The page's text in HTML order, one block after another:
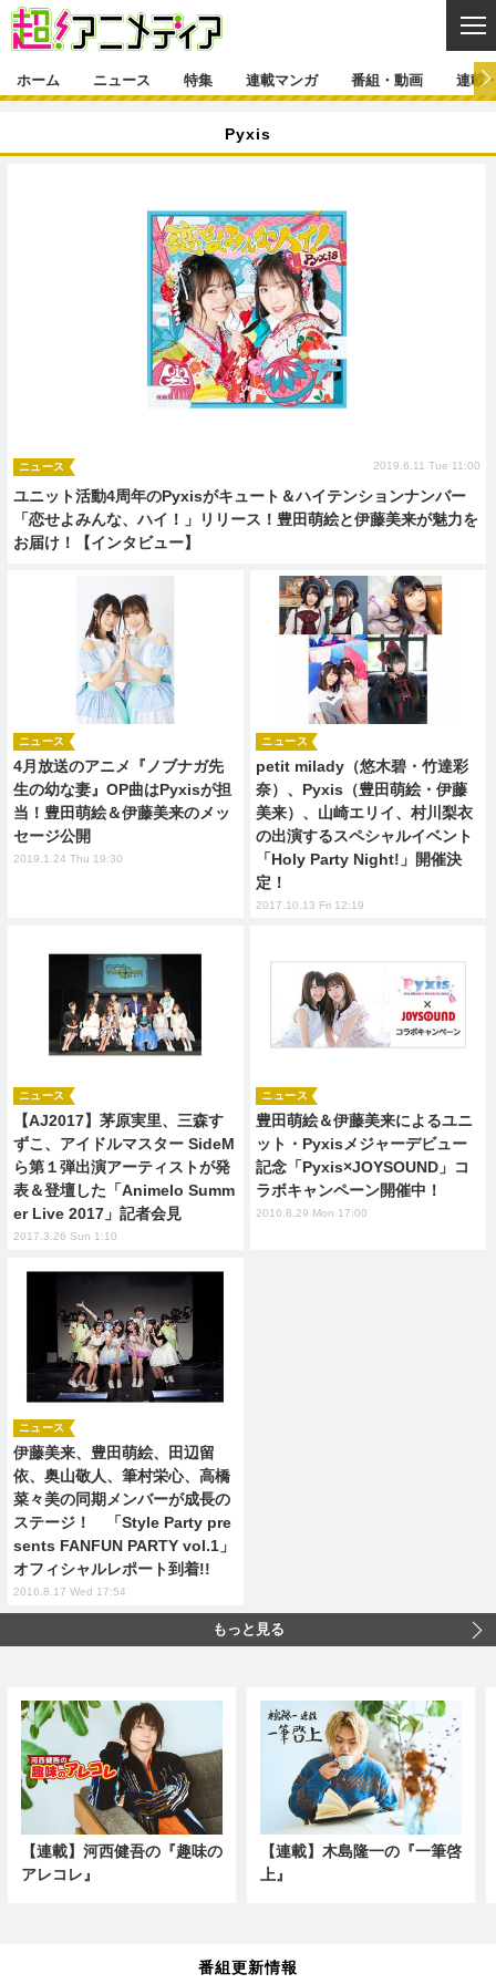
ゲーム・アプリ
コスプレ
特集一覧
インタビュー レポート
ラキりす
連載マンガ一覧 連載一覧
番組・動画一覧
連載・ブログ一覧
編集部ブログ・お知らせ
ホーム ニュース 特集 連載マンガ 番組・動画 連載
Pyxis
ユニット活動4周年のPyxisがキュート＆ハイテンションナンバー
「恋せよみんな、ハイ！」リリース！豊田萌絵と伊藤美来が魅力を
お届け！【インタビュー】
ニュース 2019.6.11 Tue 11:00
4月放送のアニメ『ノブナガ先
生の幼な妻』OP曲はPyxisが担
当！豊田萌絵＆伊藤美来のメッ
セージ公開
ニュース
2019.1.24 Thu 19:30
petit milady（悠木碧・竹達彩
奈）、Pyxis（豊田萌絵・伊藤
美来）、山崎エリイ、村川梨衣
の出演するスペシャルイベント
「Holy Party Night!」開催決
定！
ニュース
2017.10.13 Fri 12:19
【AJ2017】茅原実里、三森す
ずこ、アイドルマスター SideM
ら第１弾出演アーティストが発
表＆登壇した「Animelo Summ
er Live 2017」記者会見
ニュース
2017.3.26 Sun 1:10
豊田萌絵＆伊藤美来によるユニ
ット・Pyxisメジャーデビュー
記念「Pyxis×JOYSOUND」コ
ラボキャンペーン開催中！
ニュース
2016.8.29 Mon 17:00
伊藤美来、豊田萌絵、田辺留
依、奥山敬人、筆村栄心、高橋
菜々美の同期メンバーが成長の
ステージ！ 「Style Party pre
sents FANFUN PARTY vol.1」
オフィシャルレポート到着!!
ニュース
2016.8.17 Wed 17:54
もっと見る
【連載】河西健吾の『趣味の
アレコレ』
【連載】木島隆一の『一筆啓
上』
番組更新情報